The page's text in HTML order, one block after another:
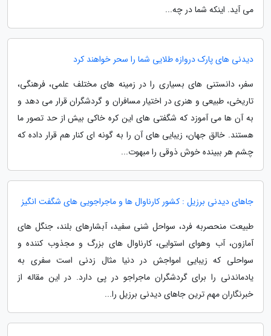
می آید. اینکه شما در چه...
دیدنی های پارک دروازه طلایی شما را سحر خواهند کرد
سفر، دانستنی های بسیاری را در زمینه های مختلف علمی، فرهنگی،
تاریخی، طبیعی و هنری در اختیار مسافران و گردشگران قرار می دهد و
به آن ها می آموزد که شگفتی های این کره خاکی بیش از حد تصور ما
هستند. خالق جهان، زیبایی های آن را به گونه ای کنار هم قرار داده که
چشم هر ببینده خوش ذوقی را مبهوت...
جاهای دیدنی برزیل : کشور کارناوال ها و ماجراجویی های شگفت انگیز
طبیعت منحصربه فرد، سواحل شنی سفید، آبشارهای بلند، جنگل های
آمازون، آب وهوای استوایی، کارناوال های بزرگ و مجذوب کننده و
سواحلی که زیبایی امواجش در دنیا مثال زدنی است سفری به
یادماندنی را برای گردشگران ماجراجو در پی دارد. در این مقاله از
خبرنگاران مهم ترین جاهای دیدنی برزیل را...